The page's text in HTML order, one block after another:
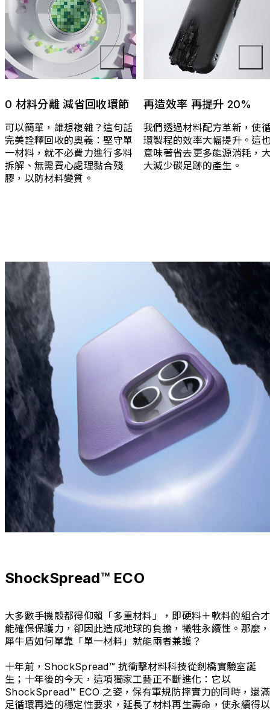
0 材料分離 減省回收環節
可以簡單，誰想複雜？這句話
完美詮釋回收的奧義：堅守單
一材料，就不必費力進行多料
拆解、無需費心處理黏合殘
膠，以防材料變質。
再造效率 再提升 20%
我們透過材料配方革新，使
環製程的效率大幅提升。這
意味著省去更多能源消耗，
大減少碳足跡的產生。
ShockSpread™ ECO
大多數手機殼都得仰賴「多重材料」，即硬料＋軟料的組合才
能確保保護力，卻因此造成地球的負擔，犧牲永續性。那麼，
犀牛盾如何單靠「單一材料」就能兩者兼護？
十年前，ShockSpread™ 抗衝擊材料科技從劍橋實驗室誕
生；十年後的今天，這項獨家工藝正不斷進化：它以
ShockSpread™ ECO 之姿，保有軍規防摔實力的同時，還滿
足循環再造的穩定性要求，延長了材料再生壽命，使永續得以